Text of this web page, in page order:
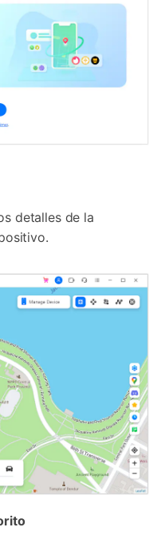
detalles de la